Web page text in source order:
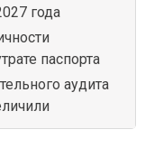
года
паспорта
аудита